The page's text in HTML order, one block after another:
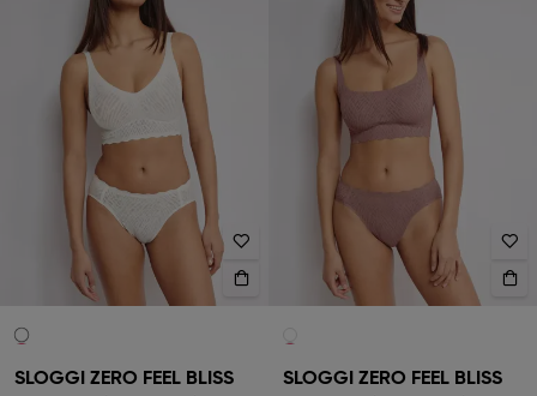
SLOGGI ZERO FEEL BLISS
SLOGGI ZERO FEEL BLISS